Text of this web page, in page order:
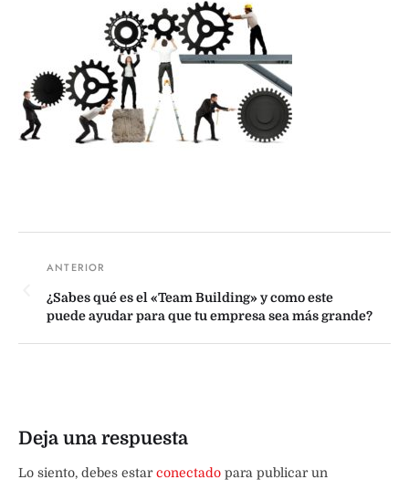
¿Sabes qué es el «Team Building» y como este
puede ayudar para que tu empresa sea más grande?
Deja una respuesta
Lo siento, debes estarconectado para publicar un